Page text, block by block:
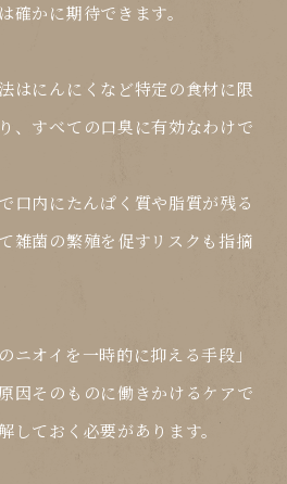
は確かに期待できます。
はにんにくなど特定の食材に限
、 すべての口臭に有効なわけで
口内にたんぱく質や脂質が残る
雑菌の繁殖を促すリスク も指摘
ニオイを一時的に抑える手段 」
原因そのものに働きかけるケアで
しておく必要があります。